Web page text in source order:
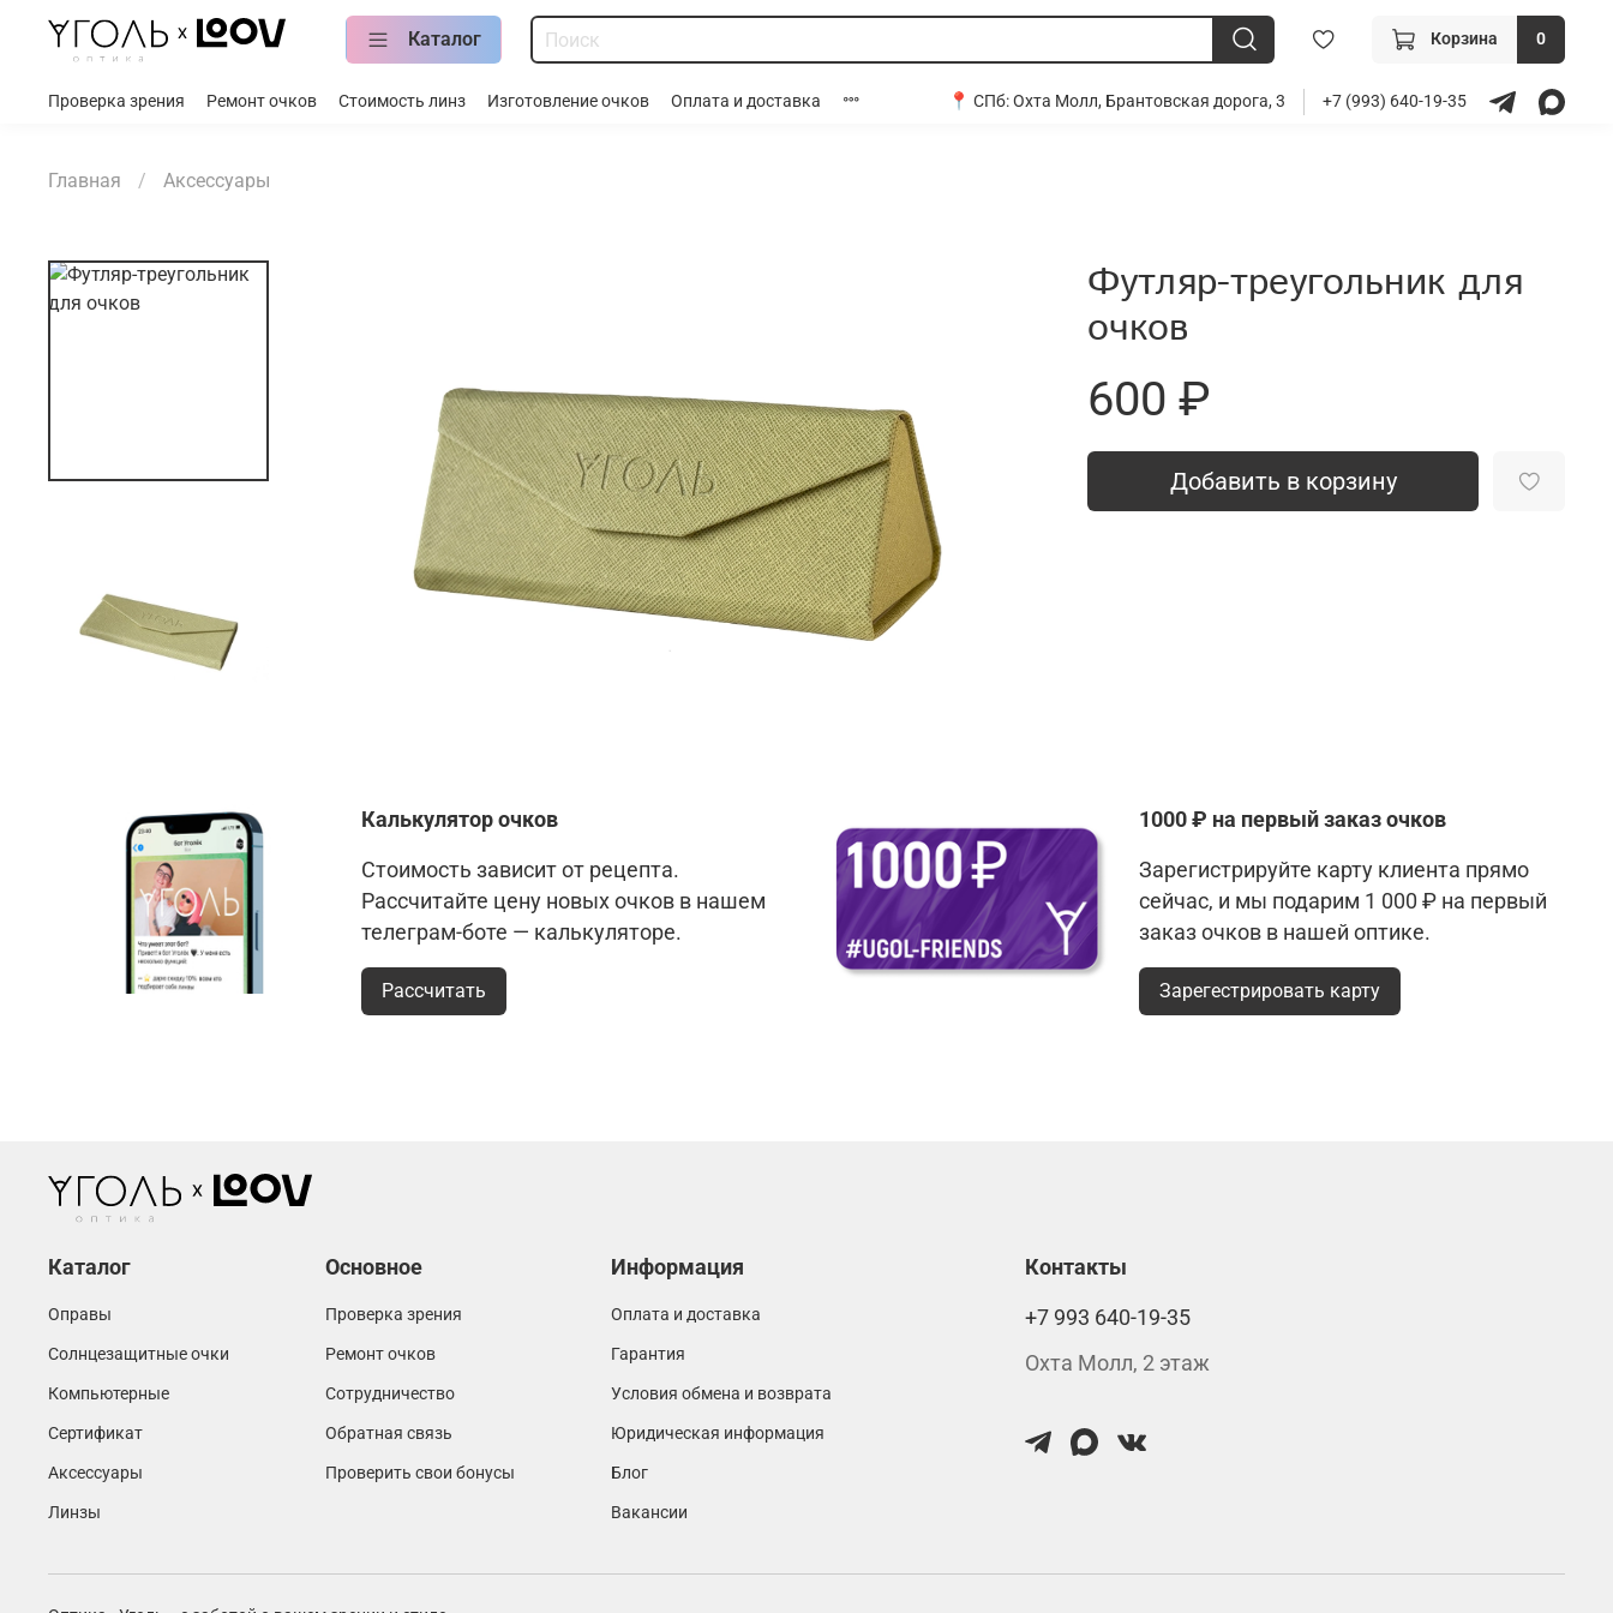
Каталог Корзина 0
Проверка зрения Ремонт очков Стоимость линз Изготовление очков Оплата и доставка 📍 СПб:Охта Молл, Брантовская дорога, 3 +7 (993) 640-19-35
Главная Аксессуары
Футляр-треугольник для
очков
600 ₽
Добавить в корзину
Калькулятор очков
Стоимость зависит от рецепта.
Рассчитайте цену новых очков в нашем
телеграм-боте — калькуляторе.
Рассчитать
1000 ₽ на первый заказ очков
Зарегистрируйте карту клиента прямо
сейчас, и мы подарим 1 000 ₽ на первый
заказ очков в нашей оптике.
Зарегестрировать карту
Каталог
Оправы
Солнцезащитные очки
Компьютерные
Сертификат
Аксессуары
Линзы
Основное
Проверка зрения
Ремонт очков
Сотрудничество
Обратная связь
Проверить свои бонусы
Информация
Оплата и доставка
Гарантия
Условия обмена и возврата
Юридическая информация
Блог
Вакансии
Контакты
+7 993 640-19-35
Охта Молл, 2 этаж